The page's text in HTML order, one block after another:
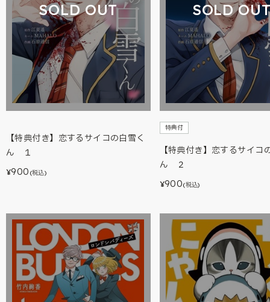
SOLD OUT
【特典付き】恋するサイコの白雪く
ん １
¥900 (税込)
SOLD
特典付
【特典付き】恋するサイコ
ん ２
¥900(税込)